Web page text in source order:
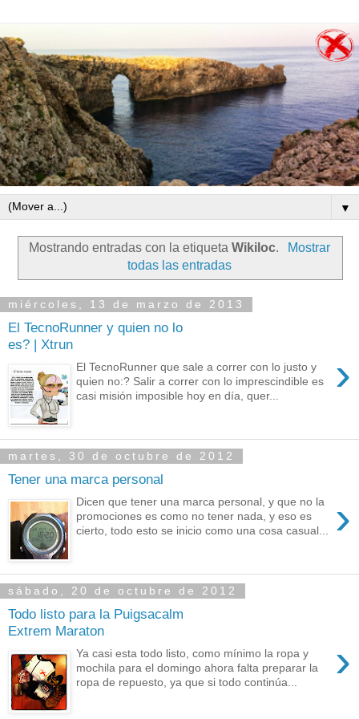
▼
Mostrando entradas con la etiquetaWikiloc.
Mostrar
todas las entradas
miércoles, 13 de marzo de 2013
El TecnoRunner y quien no lo
es? | Xtrun
›
El TecnoRunner que sale a correr con lo justo y
quien no:? Salir a correr con lo imprescindible es
casi misión imposible hoy en día, quer...
martes, 30 de octubre de 2012
Tener una marca personal
›
Dicen que tener una marca personal, y que no la
promociones es como no tener nada, y eso es
cierto, todo esto se inicio como una cosa casual...
sábado, 20 de octubre de 2012
Todo listo para la Puigsacalm
Extrem Maraton
›
Ya casi esta todo listo, como mínimo la ropa y
mochila para el domingo ahora falta preparar la
ropa de repuesto, ya que si todo continúa...